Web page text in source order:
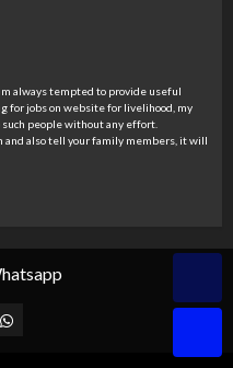
always tempted to provide useful
for jobs on website for livelihood, my
people without any effort.
and also tell your family members, it will
Whatsapp